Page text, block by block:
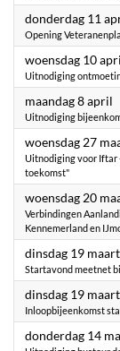
donderdag 11
Opening
woensdag 10
Uitnodiging
maandag 8 april
Uitnodiging
woensdag 27
Uitnodiging voor Iftar
toekomst"
woensdag 20
Verbindingen
Kennemerland en
dinsdag 19 maart
Startavond meetnet
dinsdag 19 maart
Inloopbijeenkomst
donderdag 14